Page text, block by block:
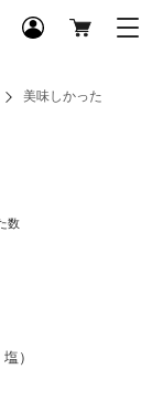
美味しかった
数
）